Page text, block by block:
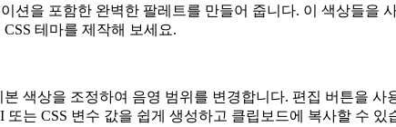
션을 포함한 완벽한 팔레트를 만들어 줍니다. 이 색상들
테마를 제작해 보세요.
색상을 조정하여 음영 범위를 변경합니다. 편집 버튼을
또는 CSS 변수 값을 쉽게 생성하고 클립보드에 복사할 수 있